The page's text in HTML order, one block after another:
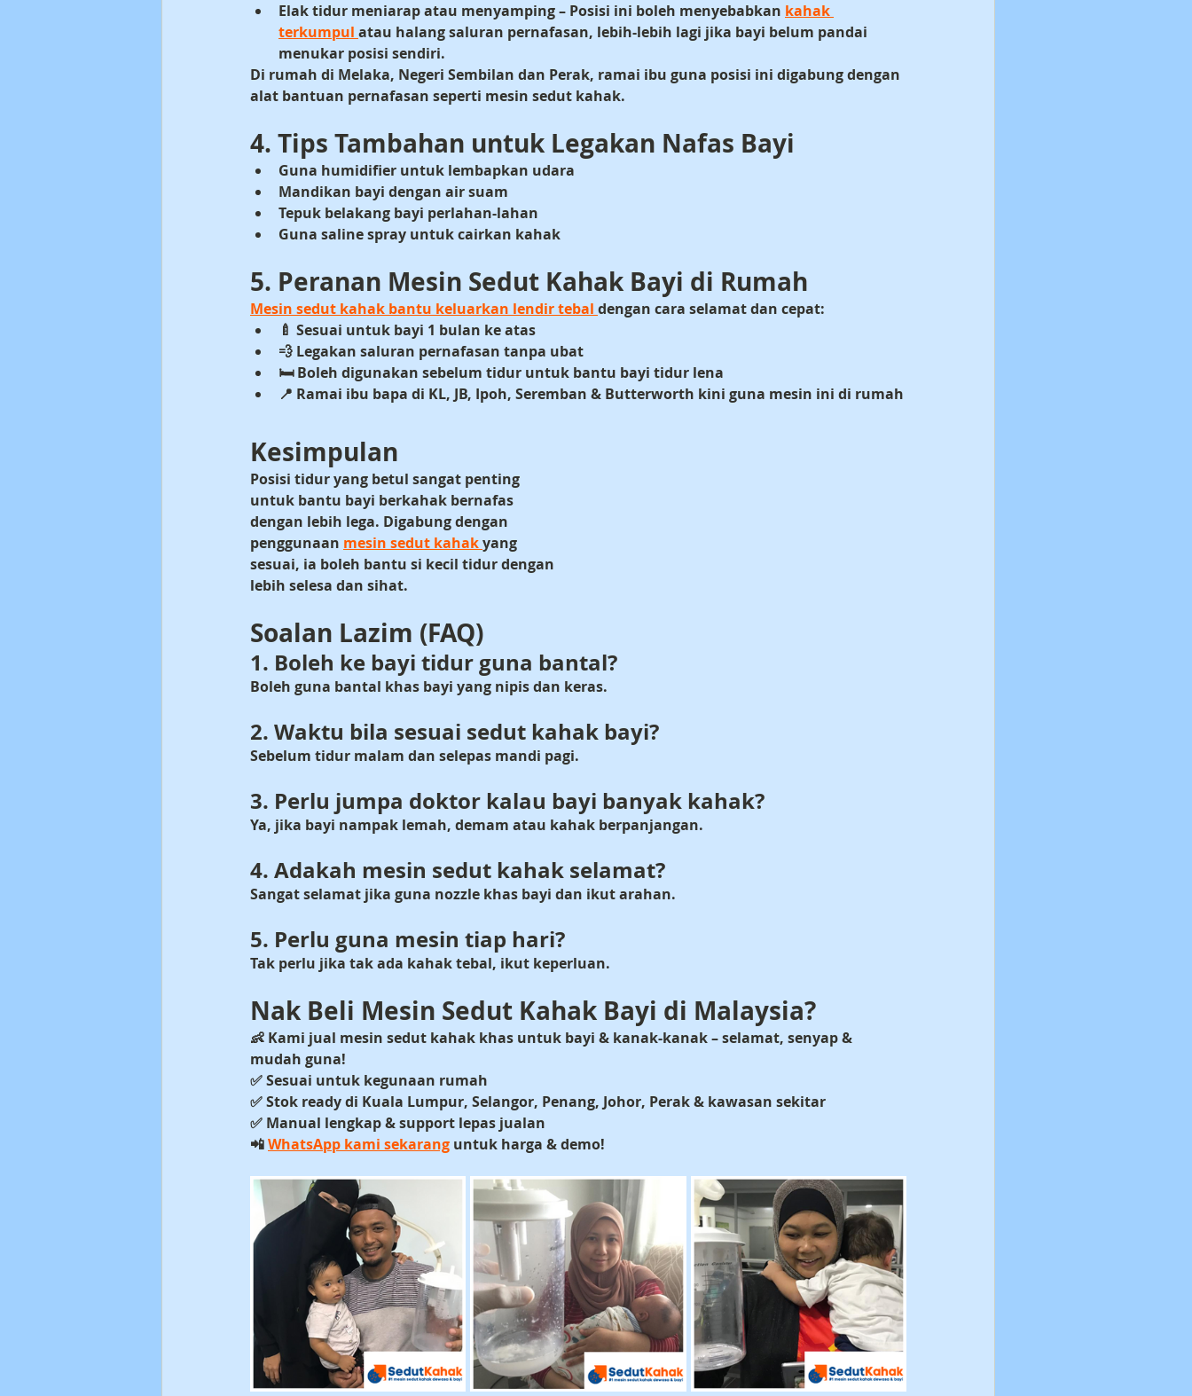
Elak tidur meniarap atau menyamping – Posisi ini boleh menyebabkan kahak
terkumpul atau halang saluran pernafasan, lebih-lebih lagi jika bayi belum pandai
menukar posisi sendiri.
Di rumah di Melaka, Negeri Sembilan dan Perak, ramai ibu guna posisi ini digabung dengan
alat bantuan pernafasan seperti mesin sedut kahak.
4. Tips Tambahan untuk Legakan Nafas Bayi
Guna humidifier untuk lembapkan udara
Mandikan bayi dengan air suam
Tepuk belakang bayi perlahan-lahan
Guna saline spray untuk cairkan kahak
5. Peranan Mesin Sedut Kahak Bayi di Rumah
Mesin sedut kahak bantu keluarkan lendir tebal dengan cara selamat dan cepat:
🍼 Sesuai untuk bayi 1 bulan ke atas
💨 Legakan saluran pernafasan tanpa ubat
🛏️ Boleh digunakan sebelum tidur untuk bantu bayi tidur lena
📍 Ramai ibu bapa di KL, JB, Ipoh, Seremban & Butterworth kini guna mesin ini di rumah
Kesimpulan
Posisi tidur yang betul sangat penting
untuk bantu bayi berkahak bernafas
dengan lebih lega. Digabung dengan
penggunaan mesin sedut kahak yang
sesuai, ia boleh bantu si kecil tidur dengan
lebih selesa dan sihat.
Soalan Lazim (FAQ)
1. Boleh ke bayi tidur guna bantal?
Boleh guna bantal khas bayi yang nipis dan keras.
2. Waktu bila sesuai sedut kahak bayi?
Sebelum tidur malam dan selepas mandi pagi.
3. Perlu jumpa doktor kalau bayi banyak kahak?
Ya, jika bayi nampak lemah, demam atau kahak berpanjangan.
4. Adakah mesin sedut kahak selamat?
Sangat selamat jika guna nozzle khas bayi dan ikut arahan.
5. Perlu guna mesin tiap hari?
Tak perlu jika tak ada kahak tebal, ikut keperluan.
Nak Beli Mesin Sedut Kahak Bayi di Malaysia?
👶 Kami jual mesin sedut kahak khas untuk bayi & kanak-kanak – selamat, senyap &
mudah guna!
✅ Sesuai untuk kegunaan rumah
✅ Stok ready di Kuala Lumpur, Selangor, Penang, Johor, Perak & kawasan sekitar
✅ Manual lengkap & support lepas jualan
📲 WhatsApp kami sekarang untuk harga & demo!